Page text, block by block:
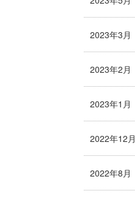
2023年3月
2023年2月
2023年1月
2022年12月
2022年8月